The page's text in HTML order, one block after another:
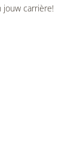
jouw carrière!